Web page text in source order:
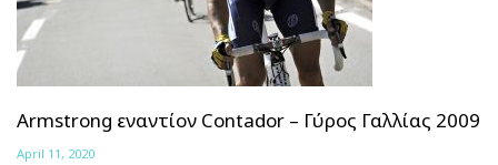
Armstrong εναντίον Contador – Γύρος Γαλλίας 2009
April 11, 2020